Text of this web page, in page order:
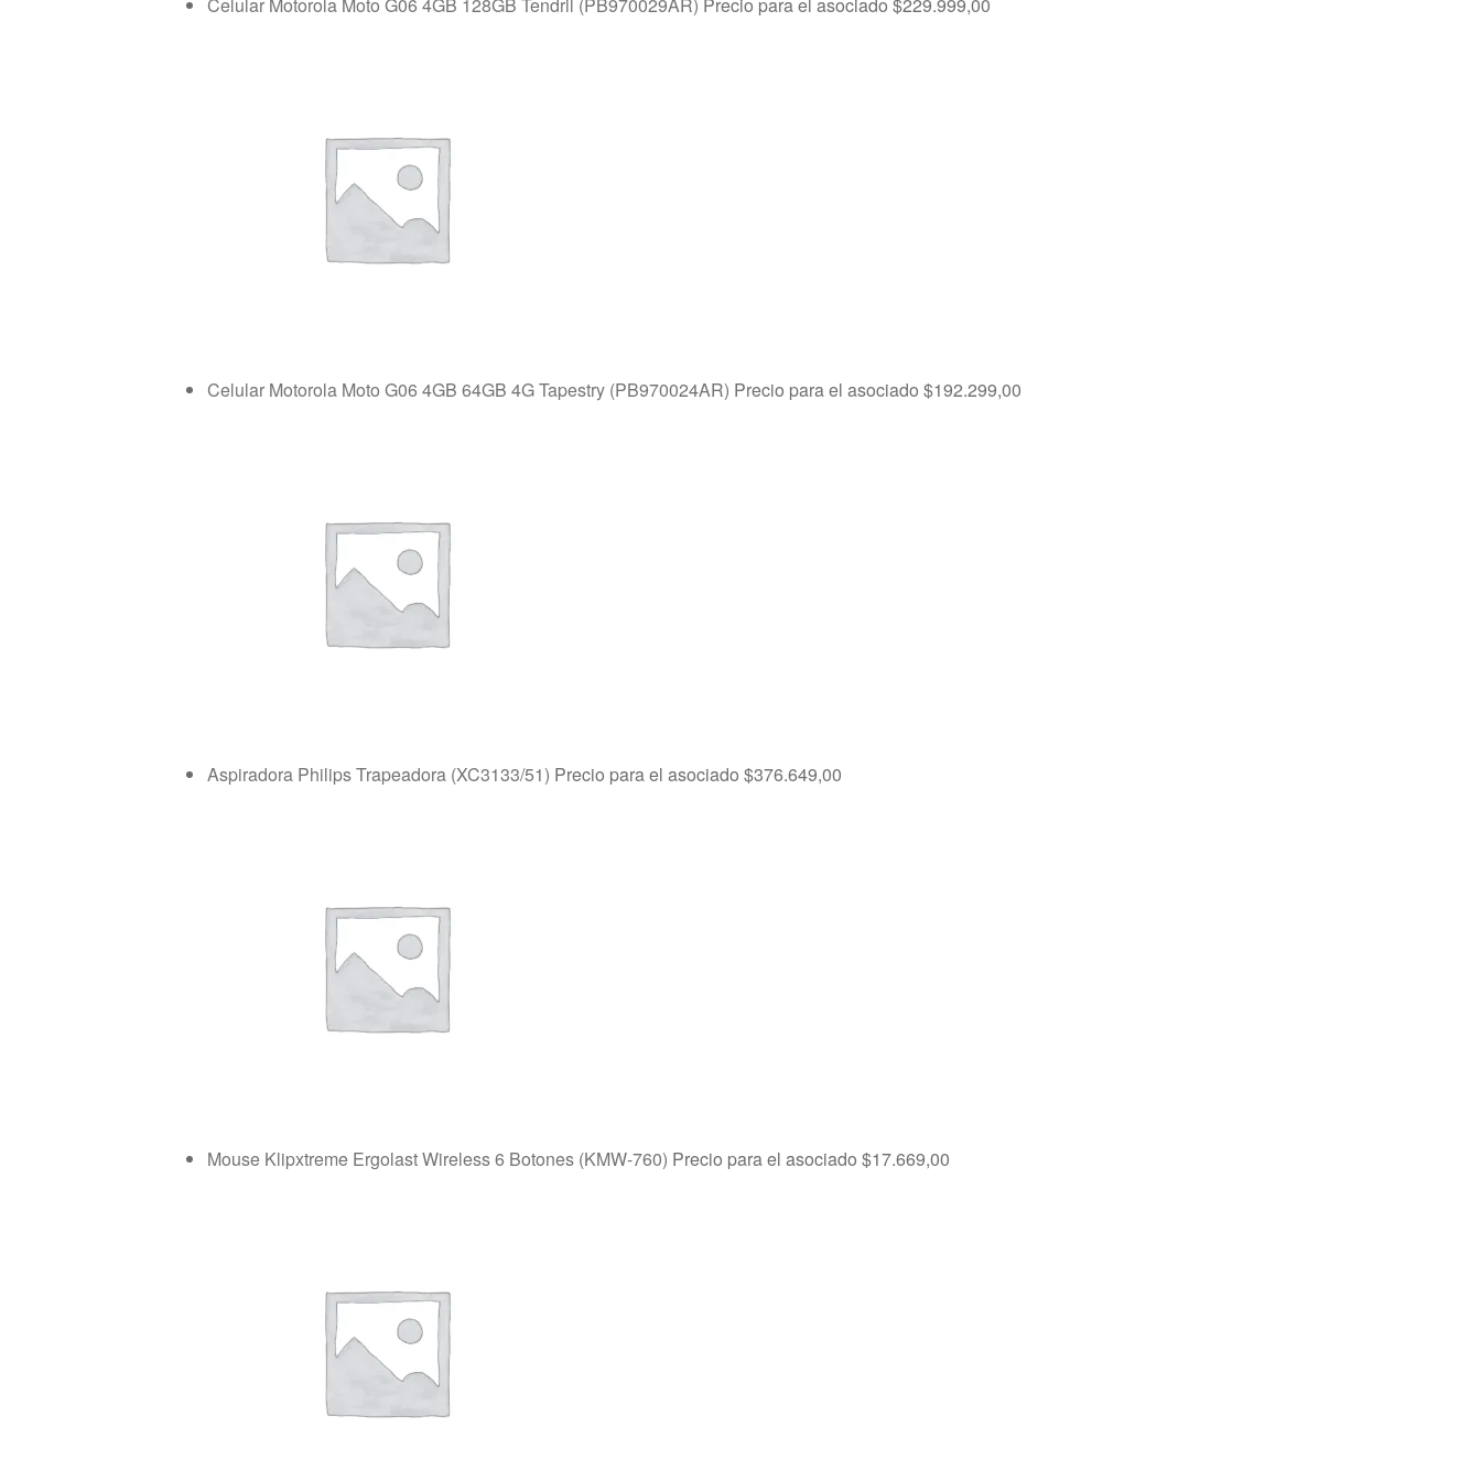
Celular Motorola Moto G06 4GB 128GB Tendril (PB970029AR) Precio para el asociado$229.999,00
Celular Motorola Moto G06 4GB 64GB 4G Tapestry (PB970024AR) Precio para el asociado$192.299,00
Aspiradora Philips Trapeadora (XC3133/51) Precio para el asociado$376.649,00
Mouse Klipxtreme Ergolast Wireless 6 Botones (KMW-760) Precio para el asociado$17.669,00